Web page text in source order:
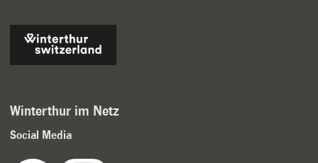
Winterthur im Netz
Social Media